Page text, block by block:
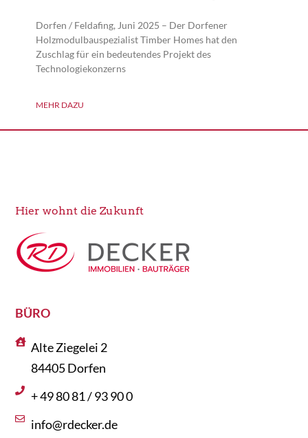
Dorfen / Feldafing, Juni 2025 – Der Dorfener
Holzmodulbauspezialist Timber Homes hat den
Zuschlag für ein bedeutendes Projekt des
Technologiekonzerns
MEHR DAZU
Hier wohnt die Zukunft
BÜRO
Alte Ziegelei 2
84405 Dorfen
+ 49 80 81 / 93 90 0
info@rdecker.de